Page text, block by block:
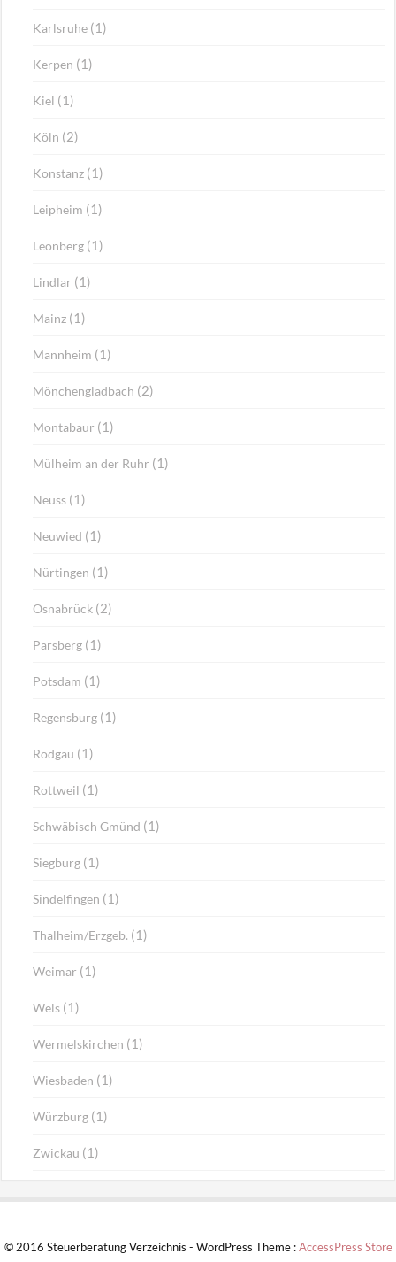
Karlsruhe (1)
Kerpen (1)
Kiel (1)
Köln (2)
Konstanz (1)
Leipheim (1)
Leonberg (1)
Lindlar (1)
Mainz (1)
Mannheim (1)
Mönchengladbach (2)
Montabaur (1)
Mülheim an der Ruhr (1)
Neuss (1)
Neuwied (1)
Nürtingen (1)
Osnabrück (2)
Parsberg (1)
Potsdam (1)
Regensburg (1)
Rodgau (1)
Rottweil (1)
Schwäbisch Gmünd (1)
Siegburg (1)
Sindelfingen (1)
Thalheim/Erzgeb. (1)
Weimar (1)
Wels (1)
Wermelskirchen (1)
Wiesbaden (1)
Würzburg (1)
Zwickau (1)
© 2016 Steuerberatung Verzeichnis - WordPress Theme :AccessPress Store